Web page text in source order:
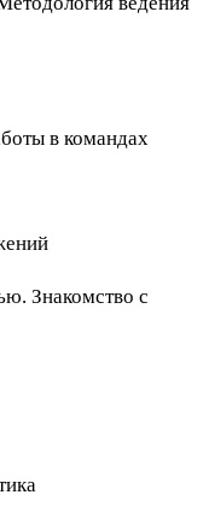
в командах
Знакомство с